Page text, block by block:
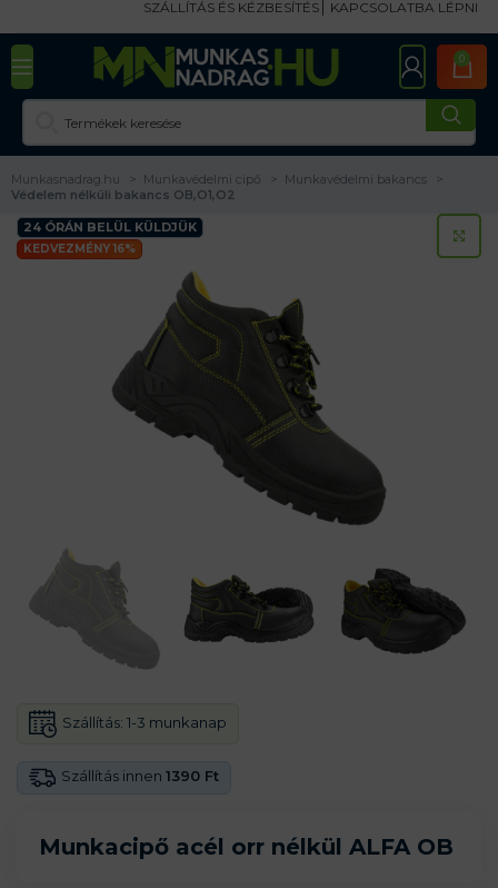
SZÁLLÍTÁS ÉS KÉZBESÍTÉS KAPCSOLATBA LÉPNI
0
Munkasnadrag.hu Munkavédelmi cipő
Munkavédelmi bakancs
Védelem nélküli bakancs OB,O1,O2
24 ÓRÁN BELÜL KÜLDJÜK
KEDVEZMÉNY 16%
Munkacipő acél orr nélkül ALFA OB
Szállítás innen 1390 Ft
Szállítás: 1-3 munkanap